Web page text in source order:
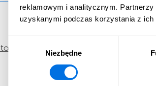
reklamowym i analitycznym.
uzyskanymi podczas korzystania z ich
zgody
Niezbędne